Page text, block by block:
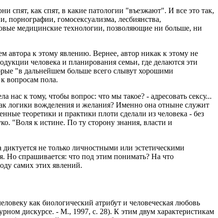
спят, как спят, в какие патологии "въезжают". И все это так,
порнографии, гомосексуализма, лесбиянства,
медицинские технологии, позволяющие ни больше, ни
автора к этому явлению. Вернее, автор никак к этому не
человека и планирования семьи, где делаются эти
"в дальнейшем больше всего слывут хорошими
вопросам пола.
к тому, чтобы вопрос: что мы такое? - адресовать сексу...
логики вожделения и желания? Именно она отныне служит
теоретики и практики плоти сделали из человека - без
"Воля к истине. По ту сторону знания, власти и
не только личностными или эстетическими
Но спрашивается: что под этим понимать? На что
самих этих явлений.
как биологический атрибут и человеческая любовь
дискурсе. - М., 1997, с. 28). К этим двум характеристикам